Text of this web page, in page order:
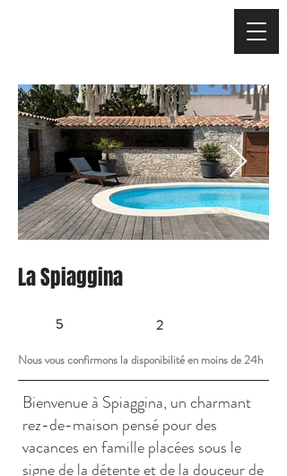
La Spiaggina
5 2
Nous vous confirmons la disponibilité en moins de 24h
Bienvenue à Spiaggina, un charmant
rez-de-maison pensé pour des
vacances en famille placées sous le
signe de la détente et de la douceur de